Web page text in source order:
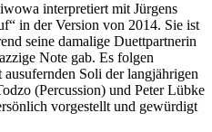
interpretiert mit Jürgens
in der Version von 2014. Sie ist
seine damalige Duettpartnerin
Note gab. Es folgen
ausufernden Soli der langjährigen
(Percussion) und Peter Lübke
vorgestellt und gewürdigt